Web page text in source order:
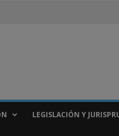
LEGISLACIÓN Y